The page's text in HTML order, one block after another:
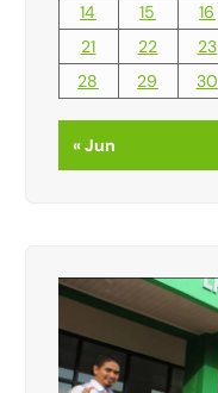
14
15 16
21
22 23
28
29 30
« Jun